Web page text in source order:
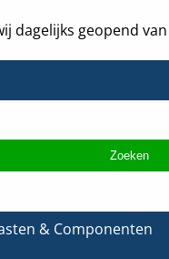
dagelijks geopend
& Componenten